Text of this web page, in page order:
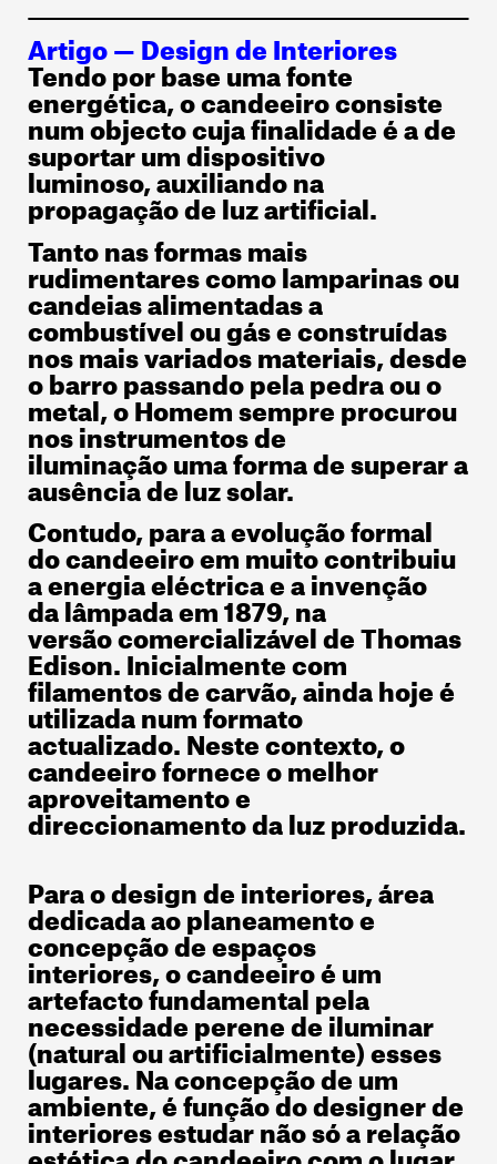
Artigo —Design de Interiores
Tendo por base uma fonte
energética, o candeeiro consiste
num objecto cuja finalidade é a de
suportar um dispositivo
luminoso, auxiliando na
propagação de luz artificial.
Tanto nas formas mais
rudimentares como lamparinas ou
candeias alimentadas a
combustível ou gás e construídas
nos mais variados materiais, desde
o barro passando pela pedra ou o
metal, o Homem sempre procurou
nos instrumentos de
iluminação uma forma de superar a
ausência de luz solar.
Contudo, para a evolução formal
do candeeiro em muito contribuiu
a energia eléctrica e a invenção
da lâmpada em 1879, na
versão comercializável de Thomas
Edison. Inicialmente com
filamentos de carvão, ainda hoje é
utilizada num formato
actualizado. Neste contexto, o
candeeiro fornece o melhor
aproveitamento e
direccionamento da luz produzida.
Para o design de interiores, área
dedicada ao planeamento e
concepção de espaços
interiores, o candeeiro é um
artefacto fundamental pela
necessidade perene de iluminar
(natural ou artificialmente) esses
lugares. Na concepção de um
ambiente, é função do designer de
interiores estudar não só a relação
estética do candeeiro com o lugar